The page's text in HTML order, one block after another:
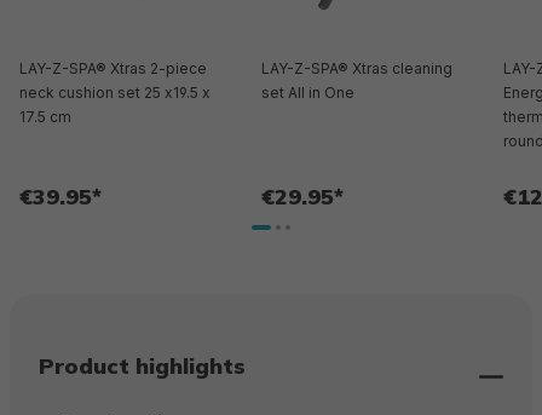
LAY-Z-SPA® Xtras 2-piece
neck cushion set 25 x19.5 x
17.5 cm
€39.95*
LAY-Z-SPA® Xtras cleaning
set All in One
€29.95*
LAY-
Product highlights